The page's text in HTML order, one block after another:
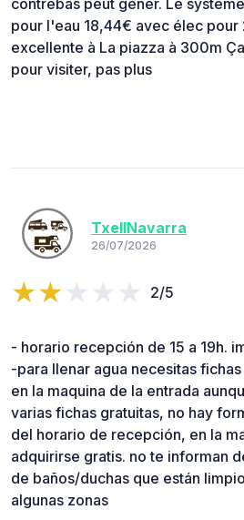
contrebas peut gêner. Le
pour l'eau 18,44€ avec élec pour
excellente à La piazza à 300m
pour visiter, pas plus
TxellNavarra
26/07/2026
2/5
- horario recepción de 15 a 19h.
-para llenar agua necesitas
en la maquina de la entrada
varias fichas gratuitas, no hay
del horario de recepción, en la
adquirirse gratis. no te informan
de baños/duchas que están
algunas zonas